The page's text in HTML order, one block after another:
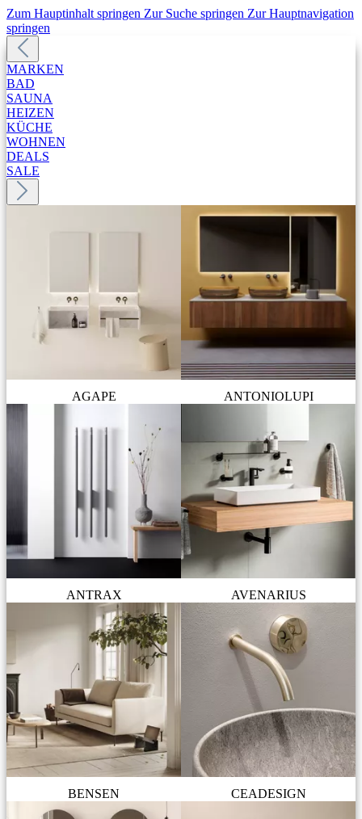
Zum Hauptinhalt springen Zur Suche springen Zur Hauptnavigation
springen
MARKEN
BAD
SAUNA
HEIZEN
KÜCHE
WOHNEN
DEALS
SALE
AGAPE ANTONIOLUPI
ANTRAX AVENARIUS
BENSEN CEADESIGN